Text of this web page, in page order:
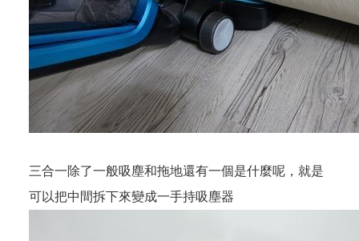
三合一除了一般吸塵和拖地還有一個是什麼呢，就是
可以把中間拆下來變成一手持吸塵器